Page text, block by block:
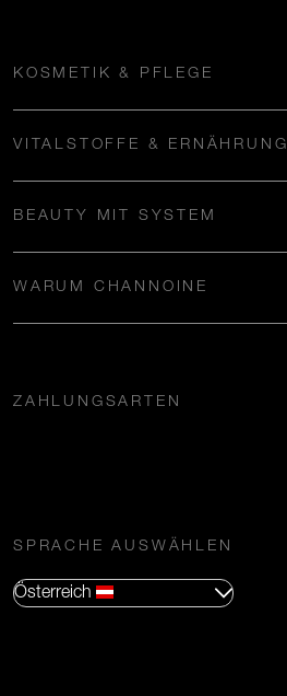
KOSMETIK & PFLEGE
VITALSTOFFE & ERNÄHRUNG
BEAUTY MIT SYSTEM
WARUM CHANNOINE
ZAHLUNGSARTEN
SPRACHE AUSWÄHLEN
Österreich